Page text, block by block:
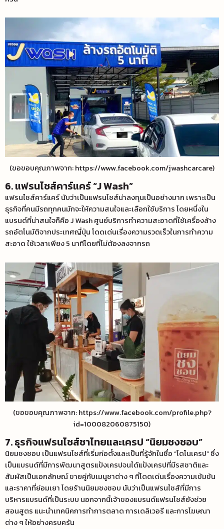
(ขอขอบคุณภาพจาก: https://www.facebook.com/jwashcarcare)
6. แฟรนไชส์คาร์แคร์ “J Wash”
แฟรนไชส์คาร์แคร์ นับว่าเป็นแฟรนไชส์น่าลงทุนเป็นอย่างมาก เพราะเป็น
ธุรกิจที่คนมีรถทุกคนมักจะให้ความสนใจและเลือกใช้บริการ โดยหนึ่งใน
แบรนด์ที่น่าสนใจก็คือ J Wash ศูนย์บริการทำความสะอาดที่ใช้เครื่องล้าง
รถอัตโนมัติจากประเทศญี่ปุ่น โดดเด่นเรื่องความรวดเร็วในการทำความ
สะอาด ใช้เวลาเพียง 5 นาทีโดยที่ไม่ต้องลงจากรถ
(ขอขอบคุณภาพจาก: https://www.facebook.com/profile.php?
id=100082060875150)
7. ธุรกิจแฟรนไชส์ชาไทยและเครป “นิยมชงชอบ”
นิยมชงชอบ เป็นแฟรนไชส์ที่เริ่มก่อตั้งและเป็นที่รู้จักในชื่อ “ไดโนเครป” ซึ่ง
เป็นแบรนด์ที่มีการพัฒนาสูตรแป้งเครปจนได้แป้งเครปที่มีรสชาติและ
สัมผัสเป็นเอกลักษณ์ ขายคู่กับเมนูชาต่าง ๆ ที่โดดเด่นเรื่องความเข้มข้น
และราคาที่ย่อมเยา โดยร้านนิยมชงชอบ นับว่าเป็นแฟรนไชส์ที่มีการ
บริหารแบรนด์ที่เป็นระบบ นอกจากนี้เจ้าของแบรนด์แฟรนไชส์ยังช่วย
สอนสูตร แนะนำเทคนิคการทำการตลาด การเดลิเวอรี และการโฆษณา
ต่าง ๆ ให้อย่างครบครัน